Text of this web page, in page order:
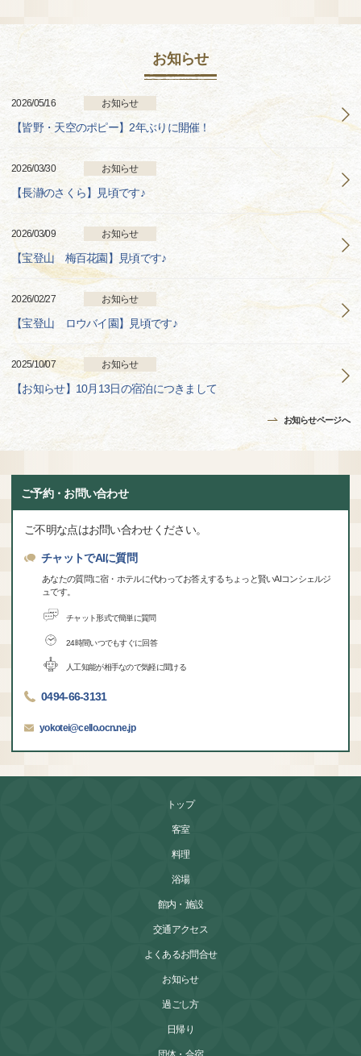
お知らせ
2026/05/16 お知らせ
【皆野・天空のポピー】2年ぶりに開催！
2026/03/30 お知らせ
【長瀞のさくら】見頃です♪
2026/03/09 お知らせ
【宝登山 梅百花園】見頃です♪
2026/02/27 お知らせ
【宝登山 ロウバイ園】見頃です♪
2025/10/07 お知らせ
【お知らせ】10月13日の宿泊につきまして
お知らせページへ
ご予約・お問い合わせ
ご不明な点はお問い合わせください。
チャットでAIに質問
あなたの質問に宿・ホテルに代わってお答えするちょっと賢いAIコンシェルジ
ュです。
チャット形式で簡単に質問
24時間いつでもすぐに回答
人工知能が相手なので気軽に聞ける
0494-66-3131
yokotei@cello.ocn.ne.jp
トップ
客室
料理
浴場
館内・施設
交通アクセス
よくあるお問合せ
お知らせ
過ごし方
日帰り